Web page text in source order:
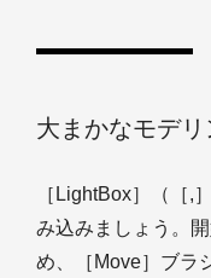
大まかなモデリ
［LightBox］（［,
み込みましょう。
め、［Move］ブラ